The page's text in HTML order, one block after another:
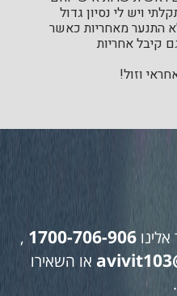
ויש לי נסיון גדול
התנער מאחריות כאשר
קיבל אחריות
וזול!
1700-706-906
,
או השאירו